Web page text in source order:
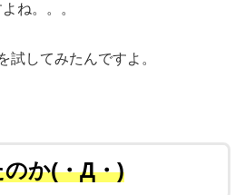
ね。。。
してみたんですよ。
のか(・Д・)